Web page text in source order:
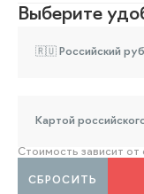
Выберите
🇷🇺 Российский
Картой
Стоимость зависит от
СБРОСИТЬ